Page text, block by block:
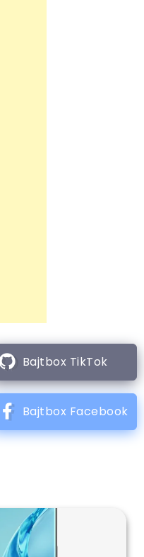
Bajtbox TikTok
Bajtbox Facebook